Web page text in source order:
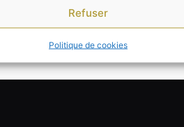
Refuser
Politique de cookies
contacter à l’adresse : 38 AV
EPONE